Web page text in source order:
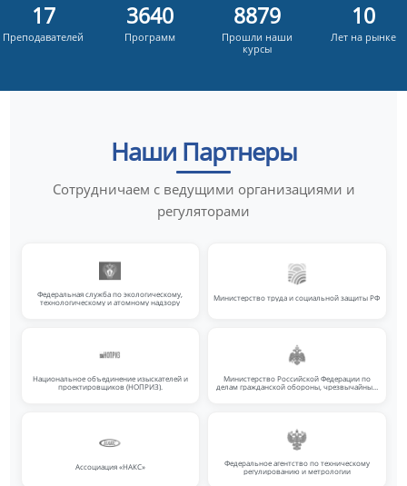
18
Преподавателей
3839
Программ
9364
Прошли наши
курсы
11
Лет на рынке
Наши Партнеры
Сотрудничаем с ведущими организациями и
регуляторами
Федеральная служба по экологическому,
технологическому и атомному надзору
Министерство труда и социальной защиты РФ
Национальное объединение изыскателей и
проектировщиков (НОПРИЗ).
Министерство Российской Федерации по
делам гражданской обороны, чрезвычайным
Ассоциация «НАКС»
Федеральное агентство по техническому
регулированию и метрологии